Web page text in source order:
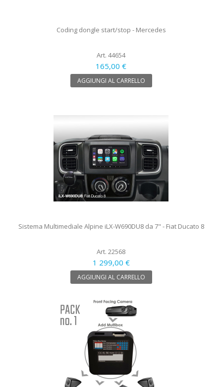
Coding dongle start/stop - Mercedes
Art. 44654
165,00 €
AGGIUNGI AL CARRELLO
Sistema Multimediale Alpine iLX-W690DU8 da 7" - Fiat Ducato 8
Art. 22568
1 299,00 €
AGGIUNGI AL CARRELLO